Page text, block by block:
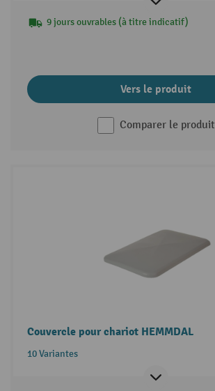
9 jours ouvrables (à titre indicatif)
Vers le produit
Comparer le produit
Couvercle pour chariot HEMMDAL
10 Variantes